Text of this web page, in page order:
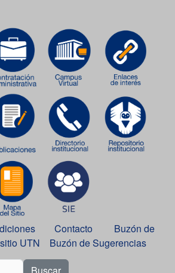
Contacto
Buzón de
UTN
Buzón de Sugerencias